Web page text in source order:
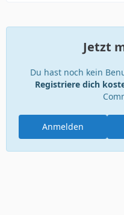
Jetzt
Du hast noch kein
Registriere dich
Anmelden